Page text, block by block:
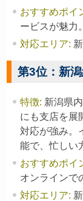
おすすめポイ
ービスが魅力
対応エリア:
第3位：新
特徴: 新潟県
にも支店を展
対応が強み。
能で、忙しい
おすすめポイ
オンラインで
対応エリア: